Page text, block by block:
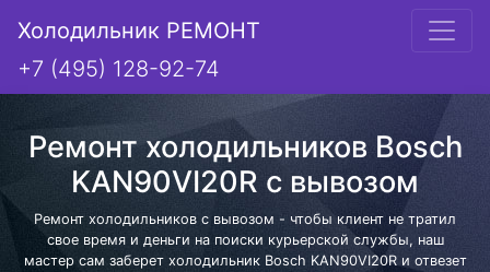
Холодильник РЕМОНТ
+7 (495) 128-92-74
Ремонт холодильников Bosch
KAN90VI20R с вывозом
Ремонт холодильников с вывозом - чтобы клиент не тратил
свое время и деньги на поиски курьерской службы, наш
мастер сам заберет холодильник Bosch KAN90VI20R и отвезет